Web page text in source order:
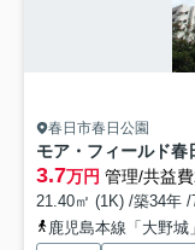
春日市春日公園
モア・フィールド春
3.7万円 管理/共益
21.40㎡ (1K) /築34年 /
鹿児島本線「大野城